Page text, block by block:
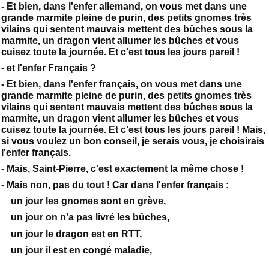
- Et bien, dans l'enfer allemand, on vous met dans une
grande marmite pleine de purin, des petits gnomes très
vilains qui sentent mauvais mettent des bûches sous la
marmite, un dragon vient allumer les bûches et vous
cuisez toute la journée. Et c'est tous les jours pareil !
- et l'enfer Français ?
- Et bien, dans l'enfer français, on vous met dans une
grande marmite pleine de purin, des petits gnomes très
vilains qui sentent mauvais mettent des bûches sous la
marmite, un dragon vient allumer les bûches et vous
cuisez toute la journée. Et c'est tous les jours pareil ! Mais,
si vous voulez un bon conseil, je serais vous, je choisirais
l'enfer français.
- Mais, Saint-Pierre, c'est exactement la même chose !
- Mais non, pas du tout ! Car dans l'enfer français :
un jour les gnomes sont en grève,
un jour on n'a pas livré les bûches,
un jour le dragon est en RTT,
un jour il est en congé maladie,